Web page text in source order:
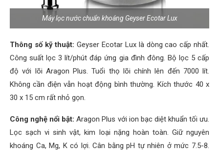
Máy lọc nước chuẩn khoáng Geyser Ecotar Lux
Thông số kỹ thuật: Geyser Ecotar Lux là dòng cao cấp nhất.
Công suất lọc 3 lít/phút đáp ứng gia đình đông. Bộ lọc 5 cấp
độ với lõi Aragon Plus. Tuổi thọ lõi chính lên đến 7000 lít.
Không cần điện vẫn hoạt động bình thường. Kích thước 40 x
30 x 15 cm rất nhỏ gọn.
Công nghệ nổi bật: Aragon Plus với ion bạc diệt khuẩn tối ưu.
Lọc sạch vi sinh vật, kim loại nặng hoàn toàn. Giữ nguyên
khoáng Ca, Mg, K có lợi. Cân bằng pH tự nhiên ở mức 7.5-8.